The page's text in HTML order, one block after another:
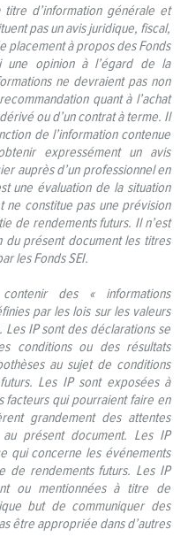
d’information générale et
pas un avis juridique, fiscal,
placement à propos des Fonds
opinion à l’égard de la
ne devraient pas non
quant à l’achat
ou d’un contrat à terme. Il
de l’information contenue
expressément un avis
auprès d’un professionnel en
une évaluation de la situation
constitue pas une prévision
de rendements futurs. Il n’est
du présent document les titres
les Fonds SEI.
des « informations
par les lois sur les valeurs
IP sont des déclarations se
conditions ou des résultats
au sujet de conditions
Les IP sont exposées à
facteurs qui pourraient faire en
grandement des attentes
présent document. Les IP
qui concerne les événements
de rendements futurs. Les IP
ou mentionnées à titre de
but de communiquer des
être appropriée dans d’autres